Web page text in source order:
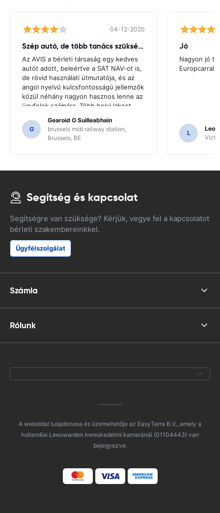
04-12-2020
Szép autó, de több tanács szükséges
Az AVIS a bérleti társaság egy kedves
autót adott, beleértve a SAT NAV-ot is,
de rövid használati útmutatója, és az
angol nyelvű kulcsfontosságú jellemzők
közül néhány nagyon hasznos lenne az
ügyfelek számára. Több helyi lakost
erre a következtetésre jutottunk a SAT
NAV funkcióinak.
G
Gearoid O Suilleabhain
brussels midi railway station,
Brussels, BE
Jó
Nagyon jó
Europcarral
L
Segítség és kapcsolat
Segítségre van szüksége? Kérjük, vegye fel a kapcsolatot
bérleti szakembereinkkel.
Ügyfélszolgálat
Számla
Rólunk
A weboldal tulajdonosa és üzemeltetője az EasyTerra B.V., amely a
hollandiai Leeuwarden kereskedelmi kamaránál (01104443) van
bejegyezve.